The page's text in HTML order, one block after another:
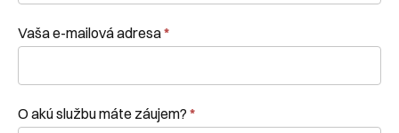
Vaša e-mailová adresa*
O akú službu máte záujem? *